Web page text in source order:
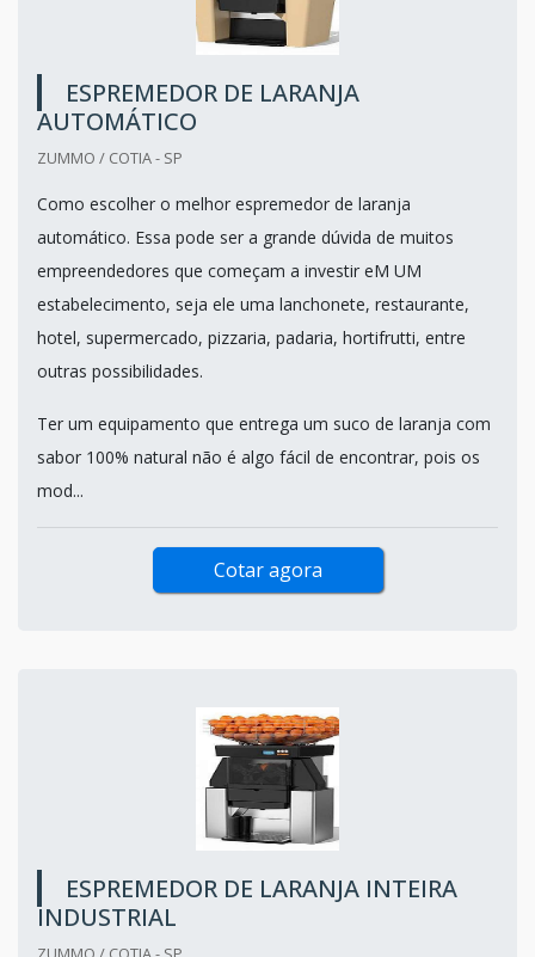
ESPREMEDOR DE LARANJA
AUTOMÁTICO
ZUMMO / COTIA - SP
Como escolher o melhor espremedor de laranja
automático. Essa pode ser a grande dúvida de muitos
empreendedores que começam a investir eM UM
estabelecimento, seja ele uma lanchonete, restaurante,
hotel, supermercado, pizzaria, padaria, hortifrutti, entre
outras possibilidades.
Ter um equipamento que entrega um suco de laranja com
sabor 100% natural não é algo fácil de encontrar, pois os
mod...
Cotar agora
ESPREMEDOR DE LARANJA INTEIRA
INDUSTRIAL